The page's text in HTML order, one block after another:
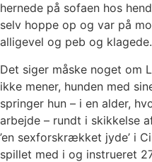
hernede på sofaen hos
selv hoppe op og var på
alligevel og peb og
Det siger måske noget om
ikke mener, hunden med
springer hun – i en alder,
arbejde – rundt i skikkelse
’en sexforskrækket jyde’ i
spillet med i og instrueret